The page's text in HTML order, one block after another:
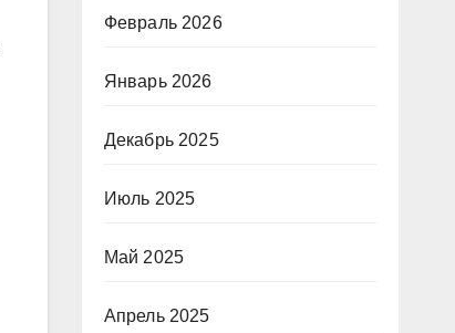
Февраль 2026
Январь 2026
Декабрь 2025
Июль 2025
Май 2025
Апрель 2025